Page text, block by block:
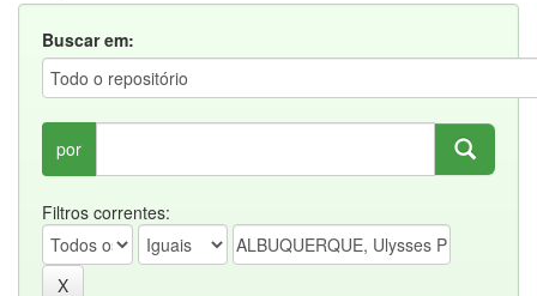
Buscar em:
por
Filtros correntes: